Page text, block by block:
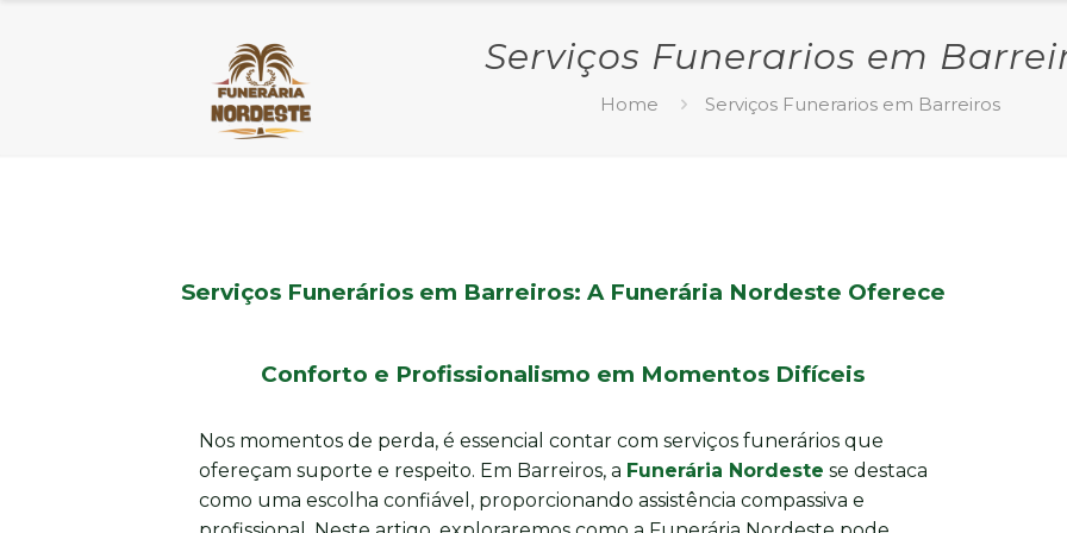
Serviços Funerarios em
Home Serviços Funerarios em Barreiros
Serviços Funerários em Barreiros: A Funerária Nordeste Oferece
Conforto e Profissionalismo em Momentos Difíceis
Nos momentos de perda, é essencial contar com serviços funerários que
ofereçam suporte e respeito. Em Barreiros, a Funerária Nordeste se destaca
como uma escolha confiável, proporcionando assistência compassiva e